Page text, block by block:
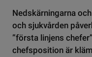
Nedskärningarna
och sjukvården
”första linjens
chefsposition är